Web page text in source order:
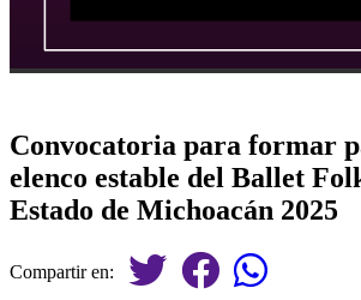
Convocatoria para formar
elenco estable del Ballet
Estado de Michoacán 2025
Compartir en: